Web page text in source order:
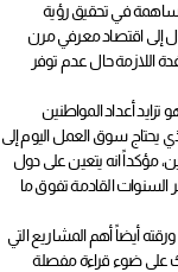
في تحقيق رؤية
إلى اقتصاد معرفي مرن
اللازمة حال عدم توفر
تزايد أعداد المواطنين
يحتاج سوق العمل اليوم إلى
مؤكداً انه يتعين على دول
القادمة تفوق ما
أيضاً أهم المشاريع التي
على ضوء قراءة مفصلة